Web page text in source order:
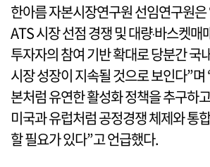
한아름 자본시장연구원 선임연구원
ATS 시장 선점 경쟁 및 대량‧바스켓매
투자자의 참여 기반 확대로 당분간 국
시장 성장이 지속될 것으로 보인다”
본처럼 유연한 활성화 정책을 추구하
미국과 유럽처럼 공정경쟁 체제와 통
할 필요가 있다”고 언급했다.